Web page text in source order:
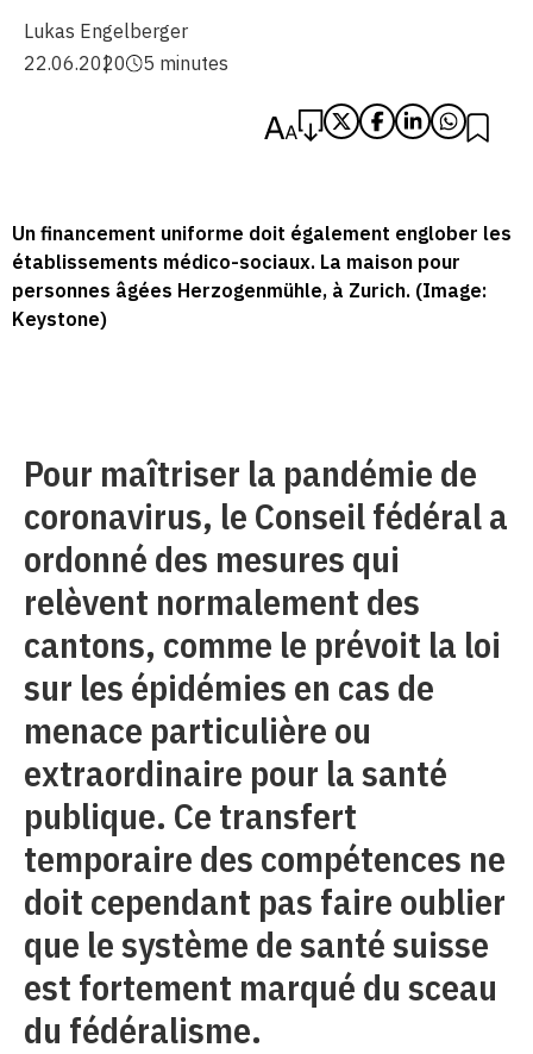
Lukas Engelberger
22.06.2020
5 minutes
Un financement uniforme doit également englober les
établissements médico-sociaux. La maison pour
personnes âgées Herzogenmühle, à Zurich. (Image:
Keystone)
Pour maîtriser la pandémie de
coronavirus, le Conseil fédéral a
ordonné des mesures qui
relèvent normalement des
cantons, comme le prévoit la loi
sur les épidémies en cas de
menace particulière ou
extraordinaire pour la santé
publique. Ce transfert
temporaire des compétences ne
doit cependant pas faire oublier
que le système de santé suisse
est fortement marqué du sceau
du fédéralisme.